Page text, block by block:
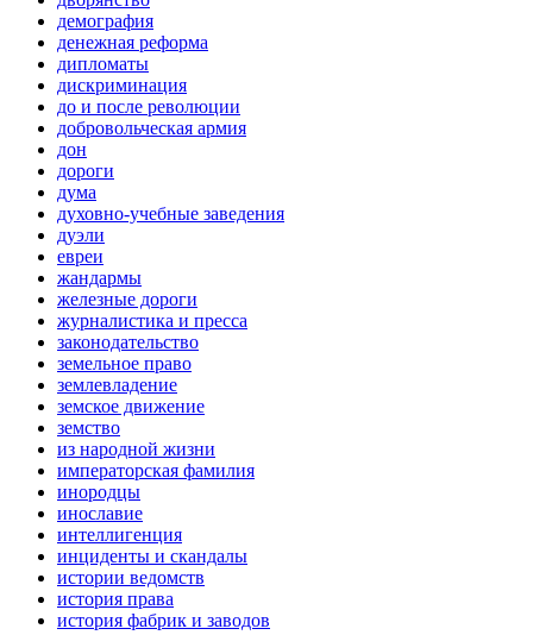
демография
денежная реформа
дипломаты
дискриминация
до и после революции
добровольческая армия
дон
дороги
дума
духовно-учебные заведения
дуэли
евреи
жандармы
железные дороги
журналистика и пресса
законодательство
земельное право
землевладение
земское движение
земство
из народной жизни
императорская фамилия
инородцы
инославие
интеллигенция
инциденты и скандалы
истории ведомств
история права
история фабрик и заводов